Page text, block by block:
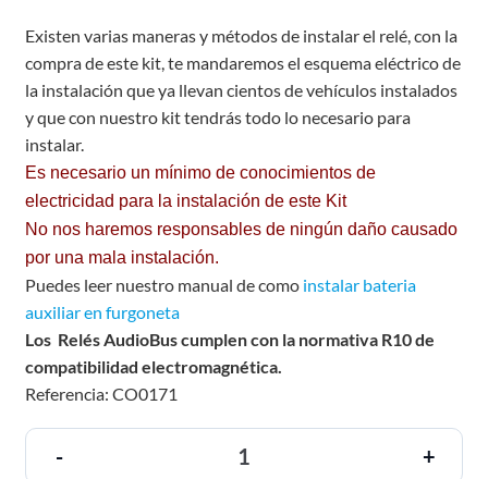
Existen varias maneras y métodos de instalar el relé, con la
compra de este kit, te mandaremos el esquema eléctrico de
la instalación que ya llevan cientos de vehículos instalados
y que con nuestro kit tendrás todo lo necesario para
instalar.
Es necesario un mínimo de conocimientos de
electricidad para la instalación de este Kit
No nos haremos responsables de ningún daño causado
por una mala instalación.
Puedes leer nuestro manual de como instalar bateria
auxiliar en furgoneta
Los Relés AudioBus cumplen con la normativa R10 de
compatibilidad electromagnética.
Referencia: CO0171
- +